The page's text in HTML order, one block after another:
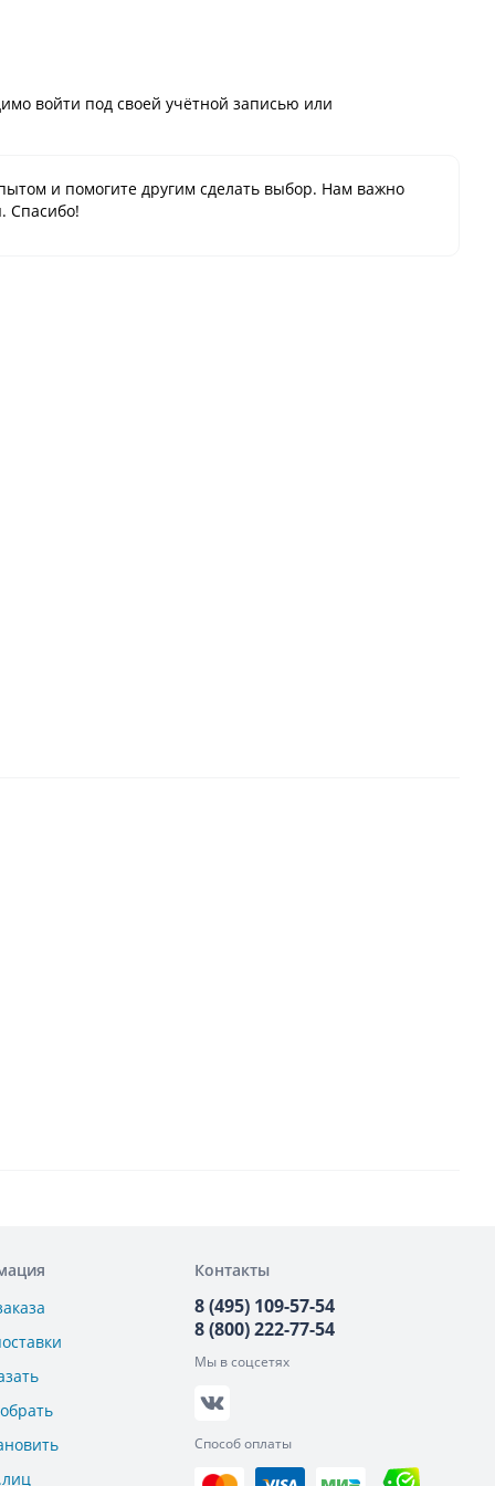
войти под своей учётной записью или
и помогите другим сделать выбор. Нам важно
Спасибо!
Контакты
8 (495) 109-57-54
8 (800) 222-77-54
Мы в соцсетях
Способ оплаты